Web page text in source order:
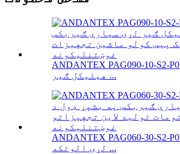
ANDANTEX PAG090-10-S2-P0 لوړ دقیق
هیلیکل ګیر ...
ANDANTEX PAG060-30-S2-P0 لوړ دقیق
لړۍ الوتکه ...